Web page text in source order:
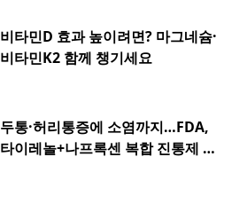
비타민D 효과 높이려면? 마그네슘·
비타민K2 함께 챙기세요
두통·허리통증에 소염까지…FDA,
타이레놀+나프록센 복합 진통제 승